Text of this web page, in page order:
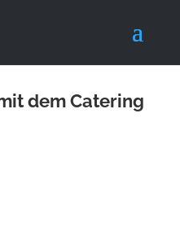
dem Catering